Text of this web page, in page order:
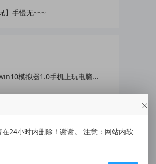
】手慢无~~~
模拟器1.0手机上玩电脑免费版
24小时内删除！谢谢。 注意：网站内软